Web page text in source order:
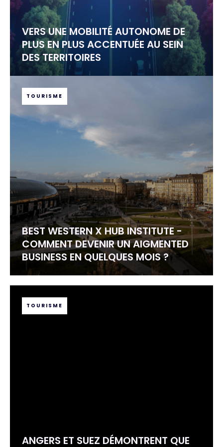
VERS UNE MOBILITÉ AUTONOME DE
PLUS EN PLUS ACCENTUÉE AU SEIN
DES TERRITOIRES
TOURISME
BEST WESTERN X HUB INSTITUTE -
COMMENT DEVENIR UN AIGMENTED
BUSINESS EN QUELQUES MOIS ?
TOURISME
ANGERS ET SUEZ DÉMONTRENT QUE